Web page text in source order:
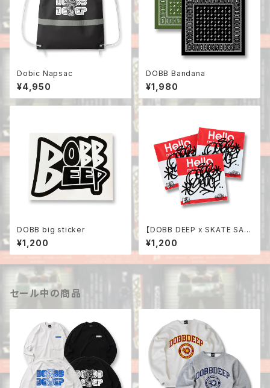
Dobic Napsac
¥4,950
DOBB Bandana
¥1,980
DOBB big sticker
¥1,200
【DOBB DEEP x SKATE SAU
CE】Sticker 3枚セット
¥1,200
セール中の商品